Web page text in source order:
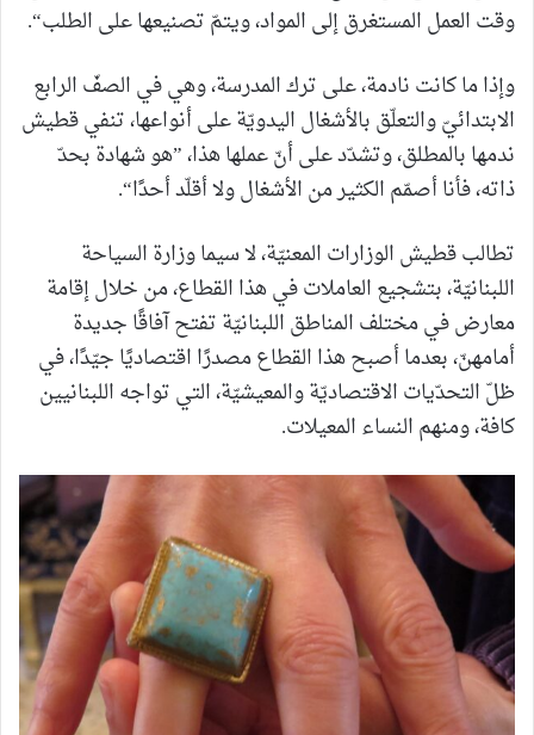
وقت العمل المستغرق إلى المواد، ويتمّ تصنيعها على الطلب“.
وإذا ما كانت نادمة، على ترك المدرسة، وهي في الصفّ الرابع
الابتدائيّ والتعلّق بالأشغال اليدويّة على أنواعها، تنفي قطيش
ندمها بالمطلق، وتشدّد على أنّ عملها هذا، ”هو شهادة بحدّ
ذاته، فأنا أصمّم الكثير من الأشغال ولا أقلّد أحدًا“.
تطالب قطيش الوزارات المعنيّة، لا سيما وزارة السياحة
اللبنانيّة، بتشجيع العاملات في هذا القطاع، من خلال إقامة
معارض في مختلف المناطق اللبنانيّة تفتح آفاقًا جديدة
أمامهنّ، بعدما أصبح هذا القطاع مصدرًا اقتصاديًا جيّدًا، في
ظلّ التحدّيات الاقتصاديّة والمعيشيّة، التي تواجه اللبنانيين
كافة، ومنهم النساء المعيلات.